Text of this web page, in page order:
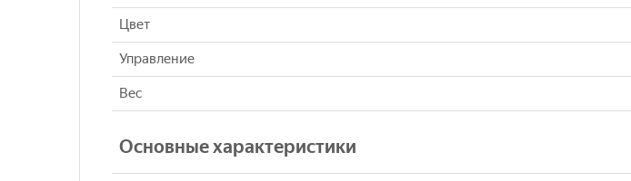
Цвет
Управление
Вес
Основные характеристики